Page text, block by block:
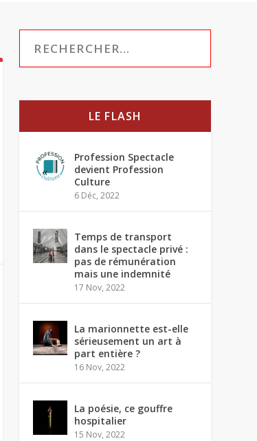
LE FLASH
Profession Spectacle
devient Profession
Culture
6 Déc, 2022
Temps de transport
dans le spectacle privé :
pas de rémunération
mais une indemnité
17 Nov, 2022
La marionnette est-elle
sérieusement un art à
part entière ?
16 Nov, 2022
La poésie, ce gouffre
hospitalier
15 Nov, 2022